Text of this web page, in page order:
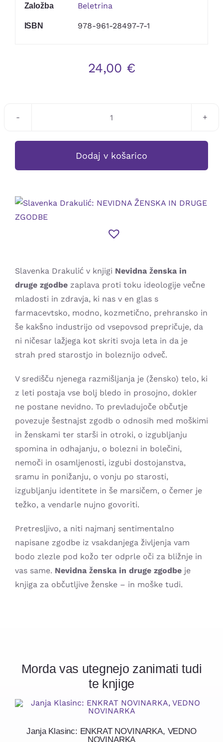
Založba Beletrina
ISBN 978-961-28497-7-1
24,00 €
Slavenka
NEVIDNA
ZGODBE
Dodaj v košarico
Slavenka Drakulić v knjigi Nevidna ženska in
druge zgodbezaplava proti toku ideologije večne
mladosti in zdravja, ki nas v en glas s
farmacevtsko, modno, kozmetično, prehransko in
še kakšno industrijo od vsepovsod prepričuje, da
ni ničesar lažjega kot skriti svoja leta in da je
strah pred starostjo in boleznijo odveč.
V središču njenega razmišljanja je (žensko) telo, ki
z leti postaja vse bolj bledo in prosojno, dokler
ne postane nevidno. To prevladujoče občutje
povezuje šestnajst zgodb o odnosih med moškimi
in ženskami ter starši in otroki, o izgubljanju
spomina in odhajanju, o bolezni in bolečini,
nemoči in osamljenosti, izgubi dostojanstva,
sramu in ponižanju, o vonju po starosti,
izgubljanju identitete in še marsičem, o čemer je
težko, a vendarle nujno govoriti.
Pretresljivo, a niti najmanj sentimentalno
napisane zgodbe iz vsakdanjega življenja vam
bodo zlezle pod kožo ter odprle oči za bližnje in
vas same. Nevidna ženska in druge zgodbeje
knjiga za občutljive ženske – in moške tudi.
Morda vas utegnejo zanimati tudi
te knjige
Janja Klasinc: ENKRAT NOVINARKA, VEDNO
NOVINARKA